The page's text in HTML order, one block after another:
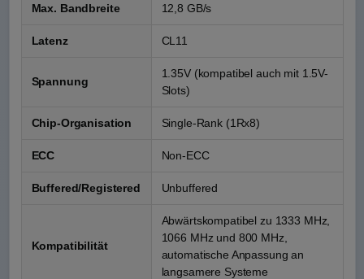
Max. Bandbreite 12,8 GB/s
Latenz CL11
Spannung
1.35V (kompatibel auch mit 1.5V-
Slots)
Chip-Organisation Single-Rank (1Rx8)
ECC Non-ECC
Buffered/Registered Unbuffered
Kompatibilität
Abwärtskompatibel zu 1333 MHz,
1066 MHz und 800 MHz,
automatische Anpassung an
langsamere Systeme